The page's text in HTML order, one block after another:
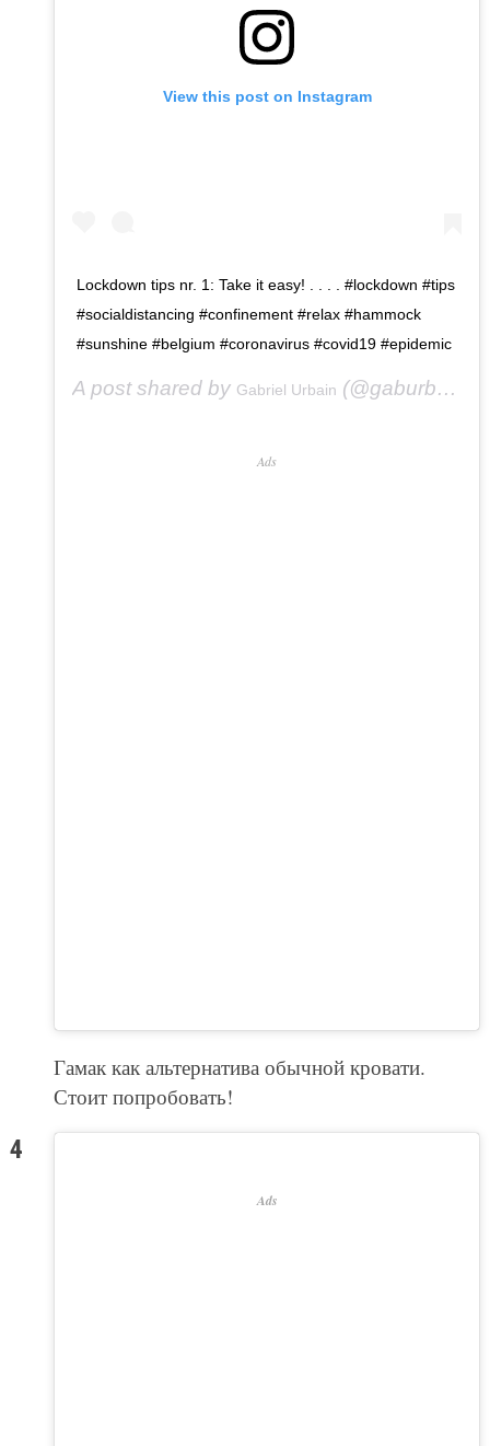
View this post on Instagram
Lockdown tips nr. 1: Take it easy! . . . . #lockdown #tips
#socialdistancing #confinement #relax #hammock
#sunshine #belgium #coronavirus #covid19 #epidemic
A post shared by Gabriel Urbain (@gaburbain) on
Ads
Гамак как альтернатива обычной кровати.
Стоит попробовать!
Ads